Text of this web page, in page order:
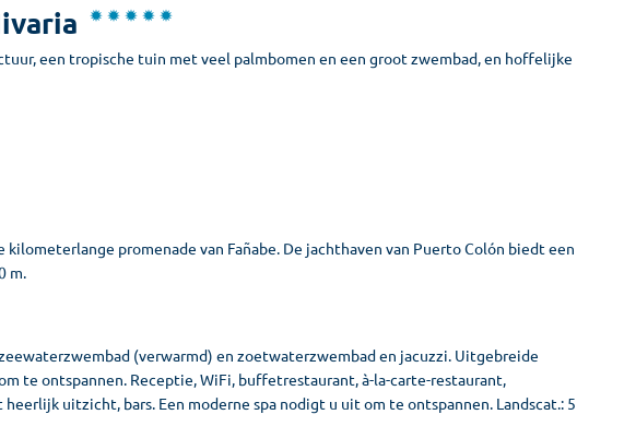
een tropische tuin met veel palmbomen en een groot zwembad, en hoffelijke
promenade van Fañabe. De jachthaven van Puerto Colón biedt een
m.
(verwarmd) en zoetwaterzwembad en jacuzzi. Uitgebreide
te ontspannen. Receptie, WiFi, buffetrestaurant, à-la-carte-restaurant,
uitzicht, bars. Een moderne spa nodigt u uit om te ontspannen. Landscat.: 5